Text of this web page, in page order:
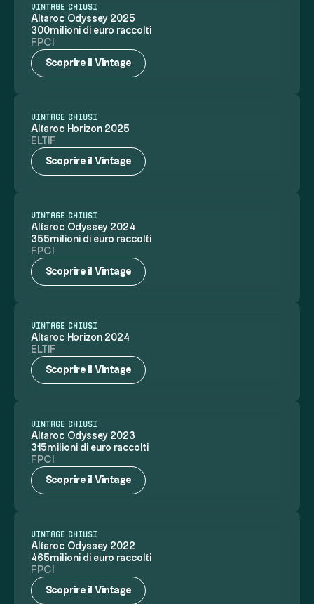
VINTAGE CHIUSI
Altaroc Odyssey 2025
300milioni di euro raccolti
FPCI
Scoprire il Vintage
VINTAGE CHIUSI
Altaroc Horizon 2025
ELTIF
Scoprire il Vintage
VINTAGE CHIUSI
Altaroc Odyssey 2024
355milioni di euro raccolti
FPCI
Scoprire il Vintage
VINTAGE CHIUSI
Altaroc Horizon 2024
ELTIF
Scoprire il Vintage
VINTAGE CHIUSI
Altaroc Odyssey 2023
315milioni di euro raccolti
FPCI
Scoprire il Vintage
VINTAGE CHIUSI
Altaroc Odyssey 2022
465milioni di euro raccolti
FPCI
Scoprire il Vintage